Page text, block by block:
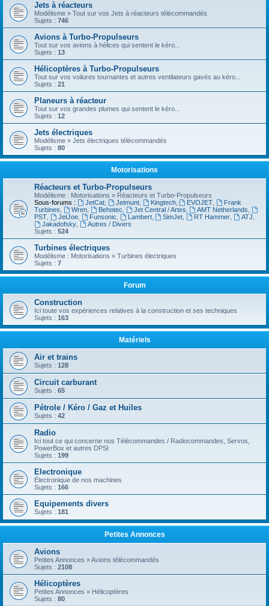
Jets à réacteurs
Modélisme » Tout sur vos Jets à réacteurs télécommandés
Sujets : 746
Avions à Turbo-Propulseurs
Tout sur vos avions à hélices qui sentent le kéro...
Sujets : 13
Hélicoptères à Turbo-Propulseurs
Tout sur vos voilures tournantes et autres ventilateurs gavés au kéro...
Sujets : 21
Planeurs à réacteur
Tout sur vos grandes plumes qui sentent le kéro...
Sujets : 12
Jets électriques
Modélisme » Jets électriques télécommandés
Sujets : 80
Motorisations
Réacteurs et Turbo-Propulseurs
Modélisme : Motorisations » Réacteurs et Turbo-Propulseurs
Sous-forums :
JetCat, Jetmunt, Kingtech, EVOJET
Frank
Turbines
Wren, Behotec Jet Central / Artes AMT Netherlands
PST
JetJoe, Funsonic Lambert, SimJet RT Hammer ATJ
Jakadofsky,
Autres / Divers
Sujets : 524
Turbines électriques
Modélisme : Motorisations » Turbines électriques
Sujets : 7
Forum
Construction
Ici toute vos expériences relatives à la construction et ses techniques
Sujets : 163
Matériels
Air et trains
Sujets : 128
Circuit carburant
Sujets : 65
Pétrole / Kéro / Gaz et Huiles
Sujets : 42
Radio
Ici tout ce qui concerne nos Télécommandes / Radiocommandes, Servos,
PowerBox et autres DPSI
Sujets : 199
Electronique
Électronique de nos machines
Sujets : 166
Equipements divers
Sujets : 181
Petites Annonces
Avions
Petites Annonces » Avions télécommandés
Sujets : 2108
Hélicoptères
Petites Annonces » Hélicoptères
Sujets : 80